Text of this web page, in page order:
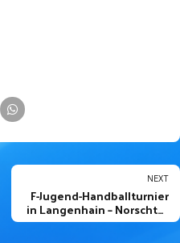
NEXT
F-Jugend-Handballturnier
in Langenhain – Norschter
Nachwuchs überzeugt mit